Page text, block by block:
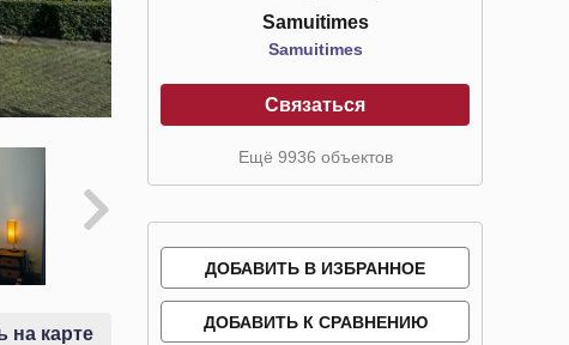
на карте
Samuitimes
Samuitimes
Связаться
Ещё 9936 объектов
ДОБАВИТЬ В ИЗБРАННОЕ
ДОБАВИТЬ К СРАВНЕНИЮ